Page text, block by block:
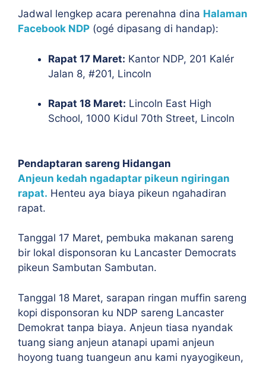
Jadwal lengkep acara perenahna dina Halaman
Facebook NDP (ogé dipasang di handap):
Rapat 17 Maret: Kantor NDP, 201 Kalér
Jalan 8, #201, Lincoln
Rapat 18 Maret: Lincoln East High
School, 1000 Kidul 70th Street, Lincoln
Pendaptaran sareng Hidangan
Anjeun kedah ngadaptar pikeun ngiringan
rapat. Henteu aya biaya pikeun ngahadiran
rapat.
Tanggal 17 Maret, pembuka makanan sareng
bir lokal disponsoran ku Lancaster Democrats
pikeun Sambutan Sambutan.
Tanggal 18 Maret, sarapan ringan muffin sareng
kopi disponsoran ku NDP sareng Lancaster
Demokrat tanpa biaya. Anjeun tiasa nyandak
tuang siang anjeun atanapi upami anjeun
hoyong tuang tuangeun anu kami nyayogikeun,